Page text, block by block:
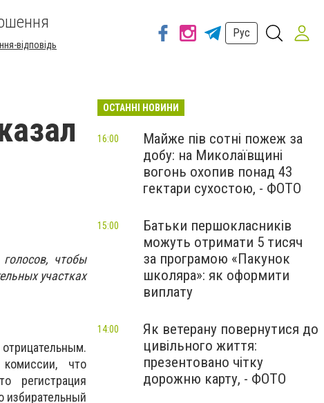
відповідь
Рус
чтобы
участках
отрицательным.
что
регистрация
избирательный
ОСТАННІ НОВИНИ
Майже пів сотні пожеж за
добу: на Миколаївщині
вогонь охопив понад 43
гектари сухостою, - ФОТО
16:00
Батьки першокласників
можуть отримати 5 тисяч
за програмою «Пакунок
школяра»: як оформити
виплату
15:00
Як ветерану повернутися до
цивільного життя:
презентовано чітку
дорожню карту, - ФОТО
14:00